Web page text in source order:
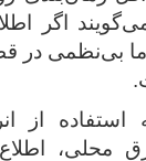
اگر
بی‌نظمی در
از
محلی،